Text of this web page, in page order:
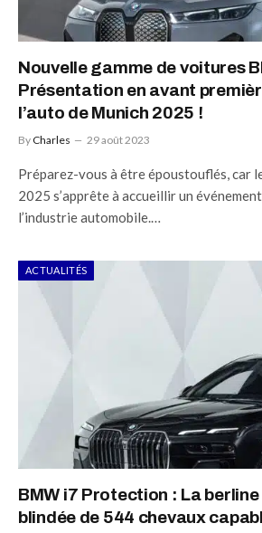
Nouvelle gamme de voitures
Présentation en avant
l’auto de Munich 2025 !
By Charles 29 août 2023
Préparez-vous à être époustouflés, car
2025 s’apprête à accueillir un
l’industrie automobile.…
ACTUALITÉS
BMW i7 Protection : La
blindée de 544 chevaux